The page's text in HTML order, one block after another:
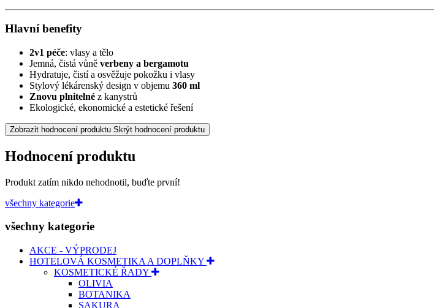
Hlavní benefity
2v1 péče: vlasy a tělo
Jemná, čistá vůně verbeny a bergamotu
Hydratuje, čistí a osvěžuje pokožku i vlasy
Stylový lékárenský design v objemu 360 ml
Znovu plnitelné z kanystrů
Ekologické, ekonomické a estetické řešení
Zobrazit hodnocení produktu Skrýt hodnocení produktu
Hodnocení produktu
Produkt zatím nikdo nehodnotil, buďte první!
všechny kategorie
všechny kategorie
AKCE - VÝPRODEJ
HOTELOVÁ KOSMETIKA A DOPLŇKY
KOSMETICKÉ ŘADY
OLIVIA
BOTANIKA
SAKURA